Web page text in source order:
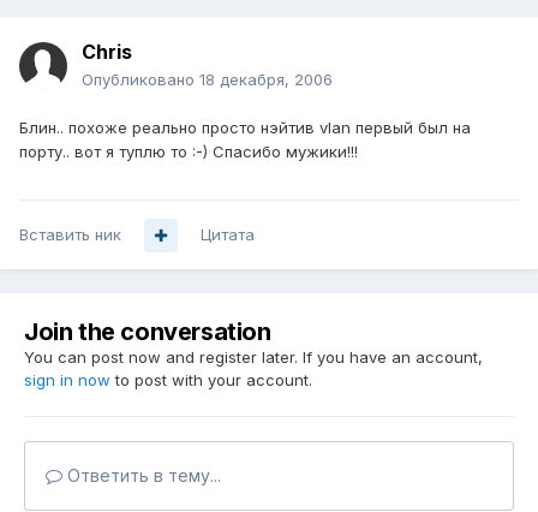
Chris
Опубликовано 18 декабря, 2006
Блин.. похоже реально просто нэйтив vlan первый был на
порту.. вот я туплю то :-) Спасибо мужики!!!
Вставить ник Цитата
Join the conversation
You can post now and register later. If you have an account,
sign in now to post with your account.
Ответить в тему...